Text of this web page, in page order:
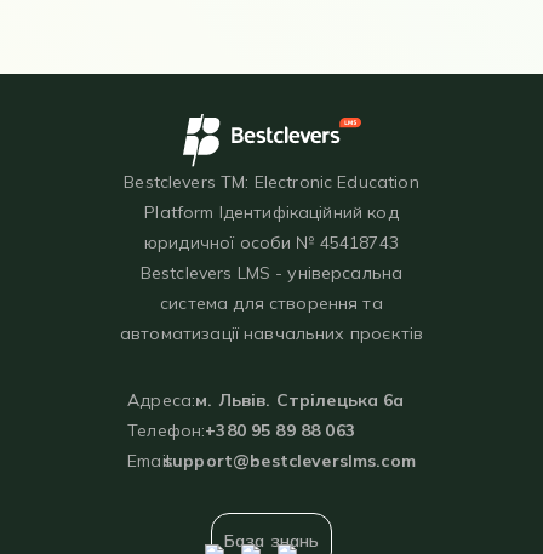
Bestclevers TM: Electronic Education
Platform Ідентифікаційний код
юридичної особи № 45418743
Bestclevers LMS - універсальна
система для створення та
автоматизації навчальних проєктів
Адреса:м. Львів. Стрілецька 6а
Телефон:+380 95 89 88 063
Email:support@bestcleverslms.com
База знань